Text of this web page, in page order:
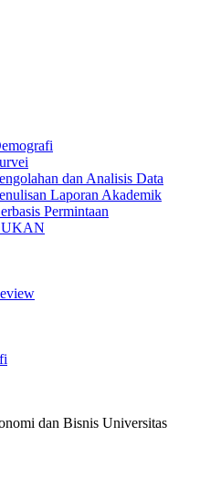
dan Analisis Data
Laporan Akademik
Permintaan
dan Bisnis Universitas